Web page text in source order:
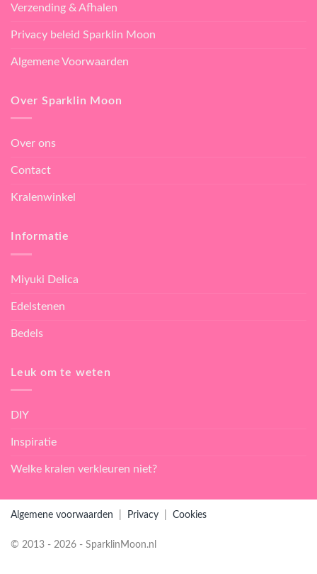
Verzending & Afhalen
Privacy beleid Sparklin Moon
Algemene Voorwaarden
Over Sparklin Moon
Over ons
Contact
Kralenwinkel
Informatie
Miyuki Delica
Edelstenen
Bedels
Leuk om te weten
DIY
Inspiratie
Welke kralen verkleuren niet?
Algemene voorwaarden Privacy Cookies
© 2013 - 2026 - SparklinMoon.nl